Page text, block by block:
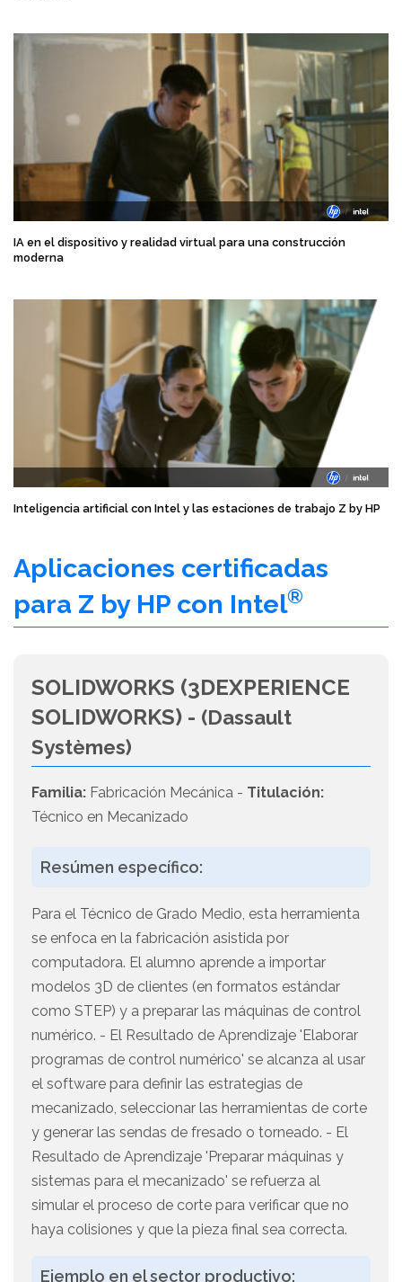
IA en el dispositivo y realidad virtual para una construcción
moderna
Inteligencia artificial con Intel y las estaciones de trabajo Z by HP
Aplicaciones certificadas
para Z by HP con Intel®
SOLIDWORKS (3DEXPERIENCE
SOLIDWORKS) - (Dassault
Systèmes)
Familia: Fabricación Mecánica - Titulación:
Técnico en Mecanizado
Resúmen específico:
Para el Técnico de Grado Medio, esta herramienta
se enfoca en la fabricación asistida por
computadora. El alumno aprende a importar
modelos 3D de clientes (en formatos estándar
como STEP) y a preparar las máquinas de control
numérico. - El Resultado de Aprendizaje 'Elaborar
programas de control numérico' se alcanza al usar
el software para definir las estrategias de
mecanizado, seleccionar las herramientas de corte
y generar las sendas de fresado o torneado. - El
Resultado de Aprendizaje 'Preparar máquinas y
sistemas para el mecanizado' se refuerza al
simular el proceso de corte para verificar que no
haya colisiones y que la pieza final sea correcta.
Ejemplo en el sector productivo: